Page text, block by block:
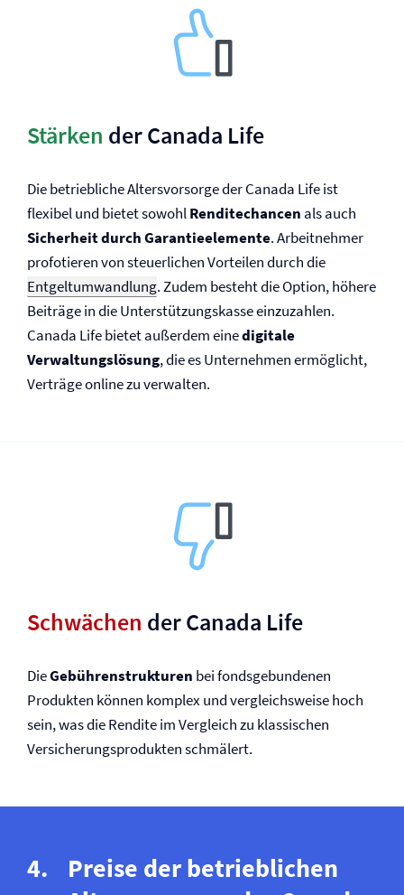
Stärken der Canada Life
Die betriebliche Altersvorsorge der Canada Life ist
flexibel und bietet sowohlRenditechancen als auch
Sicherheit durch Garantieelemente. Arbeitnehmer
profotieren von steuerlichen Vorteilen durch die
Entgeltumwandlung. Zudem besteht die Option, höhere
Beiträge in die Unterstützungs­kasse einzuzahlen.
Canada Life bietet außerdem einedigitale
Verwaltungslösung, die es Unternehmen ermöglicht,
Verträge online zu verwalten.
Schwächen der Canada Life
DieGebührenstrukturen bei fondsgebundenen
Produkten können komplex und vergleichsweise hoch
sein, was die Rendite im Vergleich zu klassischen
Versicherungsprodukten schmälert.
Preise der betrieblichen